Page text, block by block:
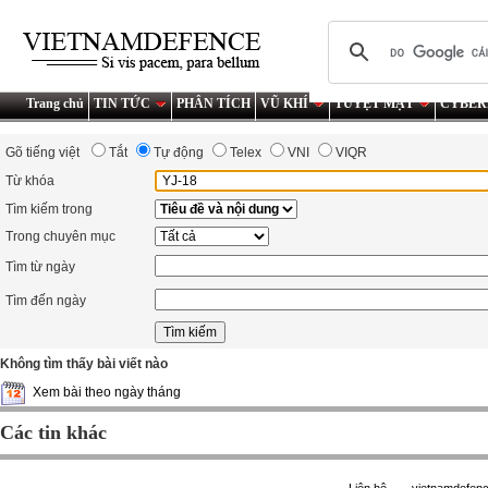
Trang chủ TIN TỨC PHÂN TÍCH VŨ KHÍ TUYỆT MẬT
Gõ tiếng việt Tắt Tự động Telex VNI
VIQR
Từ khóa
Tìm kiếm trong
Trong chuyên mục
Tìm từ ngày
Tìm đến ngày
Không tìm thấy bài viết nào
Xem bài theo ngày tháng
Các tin khác